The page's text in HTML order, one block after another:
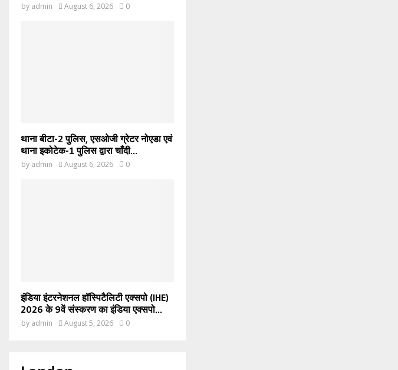
by admin August 6, 2026 0
थाना बीटा-2 पुलिस, एसओजी ग्रेटर नोएडा एवं
थाना इकोटेक-1 पुलिस द्वारा चाँदी...
by admin August 6, 2026 0
इंडिया इंटरनेशनल हॉस्पिटैलिटी एक्सपो (IHE)
2026 के 9वें संस्करण का इंडिया एक्सपो...
by admin August 5, 2026 0